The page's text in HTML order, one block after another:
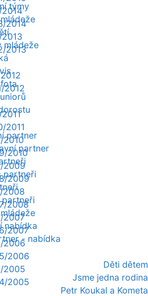
týmy
mládeže
partner
partner
partneři
partneři
nabídka
- nabídka
Děti dětem
Jsme jedna rodina
Petr Koukal a Kometa
2014
2013
2012
2011
2010
2010
2009
2009
2008
2008
2007
2007
2006
2006
2005
2005